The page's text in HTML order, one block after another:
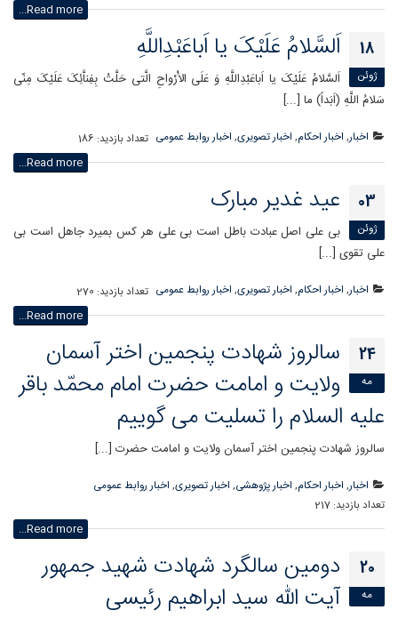
Read more...
18
ژوئن
اَلسَّلامُ عَلَیْکَ یا اَباعَبْدِاللَّهِ
اَلسَّلامُ عَلَیْکَ یا اَباعَبْدِاللَّهِ وَ عَلَى الاَْرْواحِ الَّتى حَلَّتْ بِفِناَّئِکَ عَلَیْکَ مِنّى
سَلامُ اللَّهِ (اَبَداً) ما [...]
اخبار, اخبار احکام, اخبار تصویری, اخبار روابط عمومی تعداد بازدید: 186
Read more...
03
ژوئن
عید غدیر مبارک
بی علی اصل عبادت باطل است بی علی هر کس بمیرد جاهل است بی
علی تقوی [...]
اخبار, اخبار احکام, اخبار تصویری, اخبار روابط عمومی تعداد بازدید: 270
Read more...
24
مه
سالروز شهادت پنجمین اختر آسمان
ولایت و امامت حضرت امام محمّد باقر
علیه السلام را تسلیت می گوییم
سالروز شهادت پنجمین اختر آسمان ولایت و امامت حضرت [...]
اخبار, اخبار احکام, اخبار پژوهشی, اخبار تصویری, اخبار روابط عمومی
تعداد بازدید: 217
Read more...
20
مه
دومین سالگرد شهادت شهید جمهور
آیت الله سید ابراهیم رئیسی